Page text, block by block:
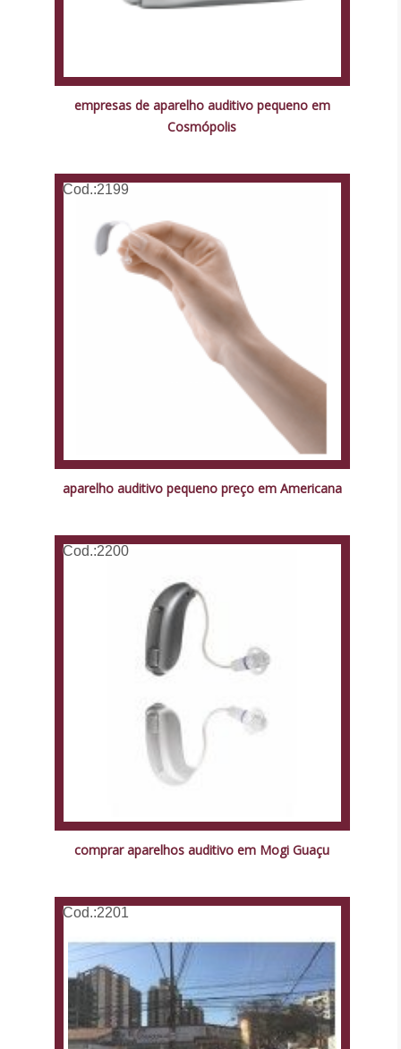
empresas de aparelho auditivo pequeno em
Cosmópolis
Cod.:2199
aparelho auditivo pequeno preço em Americana
Cod.:2200
comprar aparelhos auditivo em Mogi Guaçu
Cod.:2201